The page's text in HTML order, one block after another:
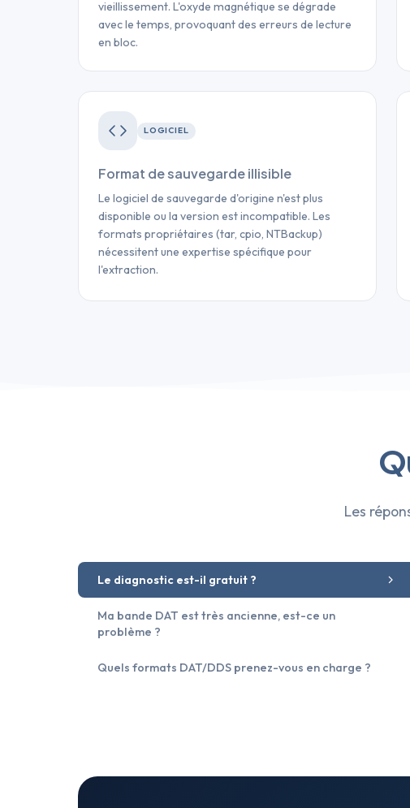
vieillissement. L'oxyde magnétique se dégrade
avec le temps, provoquant des erreurs de lecture
en bloc.
LOGICIEL
Format de sauvegarde illisible
Le logiciel de sauvegarde d'origine n'est plus
disponible ou la version est incompatible. Les
formats propriétaires (tar, cpio, NTBackup)
nécessitent une expertise spécifique pour
l'extraction.
Les
Le diagnostic est-il gratuit ?
Ma bande DAT est très ancienne, est-ce un
problème ?
Quels formats DAT/DDS prenez-vous en charge ?